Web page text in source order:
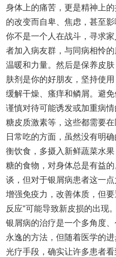
身体上的痛苦，更是精神上
的改变而自卑、焦虑，甚至
你不是一个人在战斗，寻求
者加入病友群，与同病相怜
温暖和力量。然后是保养皮
肤剂是你的好朋友，坚持使
缓解干燥、瘙痒和鳞屑。避
谨慎对待可能诱发或加重病
糖皮质激素等，这些都需要在
日常吃的方面，虽然没有明
衡饮食，多摄入新鲜蔬菜水
糖的食物，对身体总是有益
谈，但对于银屑病患者这一
增强免疫力，改善体质，但
反应”可能导致新皮损的出现。
银屑病的治疗是一个多角度
永逸的方法，但随着医学的
光疗手段，确实让许多患者看